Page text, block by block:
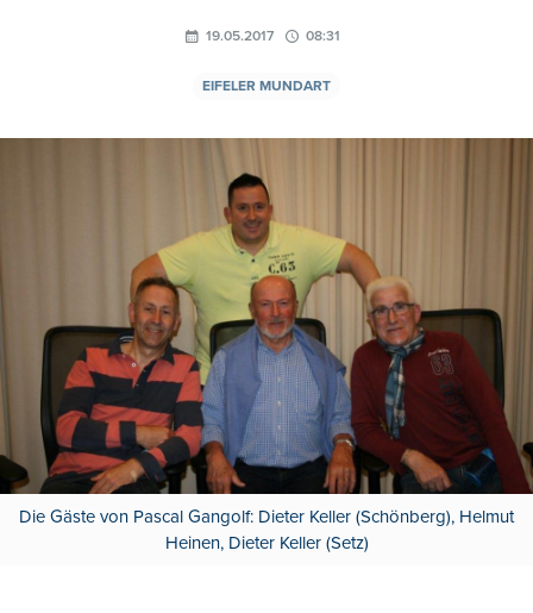
19.05.2017 08:31
EIFELER MUNDART
Die Gäste von Pascal Gangolf: Dieter Keller (Schönberg), Helmut
Heinen, Dieter Keller (Setz)